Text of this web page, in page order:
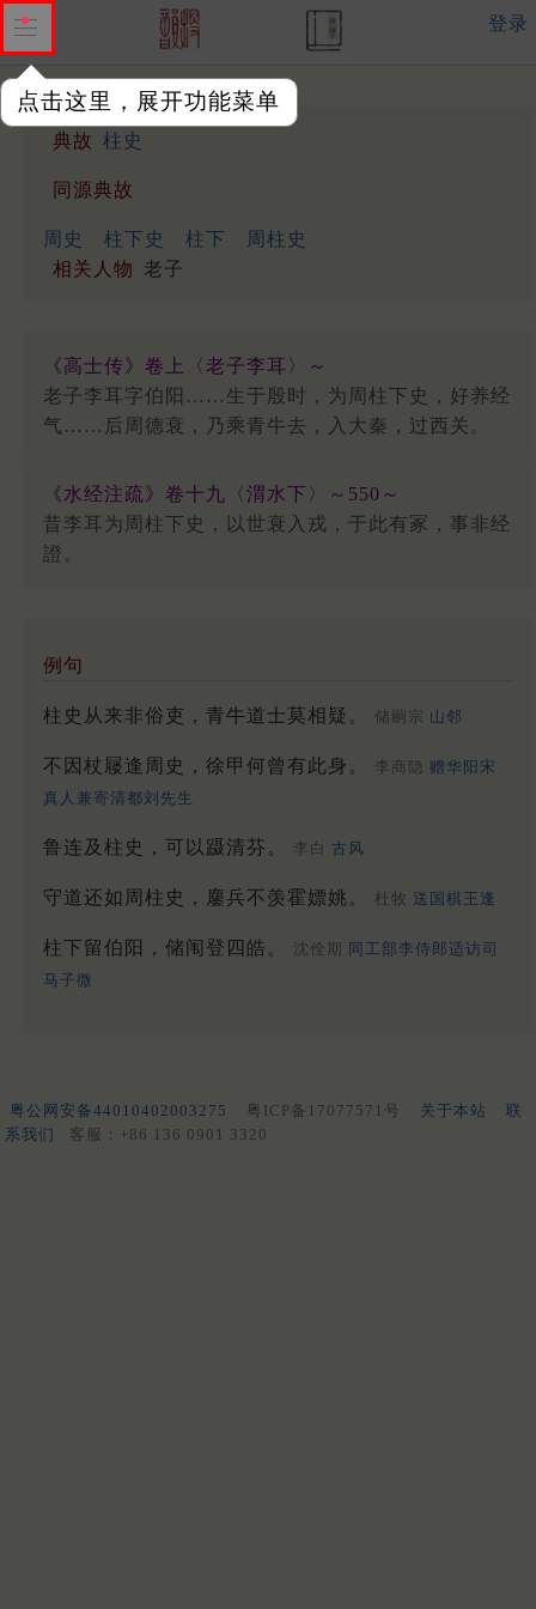
点击这里，展开功能菜单
登录
典故 柱史
同源典故
周史 柱下史 柱下
周柱史
相关人物
老子
《高士传》卷上〈老子李耳〉～
老子李耳字伯阳……生于殷时，为周柱下史，好养经
气……后周德衰，乃乘青牛去，入大秦，过西关。
《水经注疏》卷十九〈渭水下〉～550～
昔李耳为周柱下史，以世衰入戎，于此有冢，事非经
證。
例句
柱史从来非俗吏，青牛道士莫相疑。 储嗣宗 山邻
不因杖屦逢周史，徐甲何曾有此身。 李商隐 赠华阳宋
真人兼寄清都刘先生
鲁连及柱史，可以蹑清芬。 李白 古风
守道还如周柱史，鏖兵不羡霍嫖姚。 杜牧 送国棋王逢
柱下留伯阳，储闱登四皓。 沈佺期
同工部李侍郎适访司
马子微
粤公网安备44010402003275 粤ICP备17077571号 关于本站
联
系我们
客服：+86 136 0901 3320